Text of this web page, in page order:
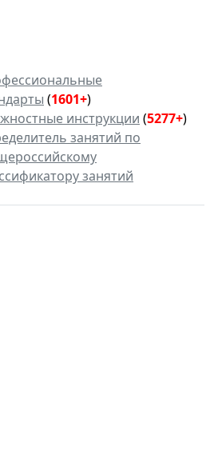
(1601+)
инструкции (5277+)
занятий по
занятий